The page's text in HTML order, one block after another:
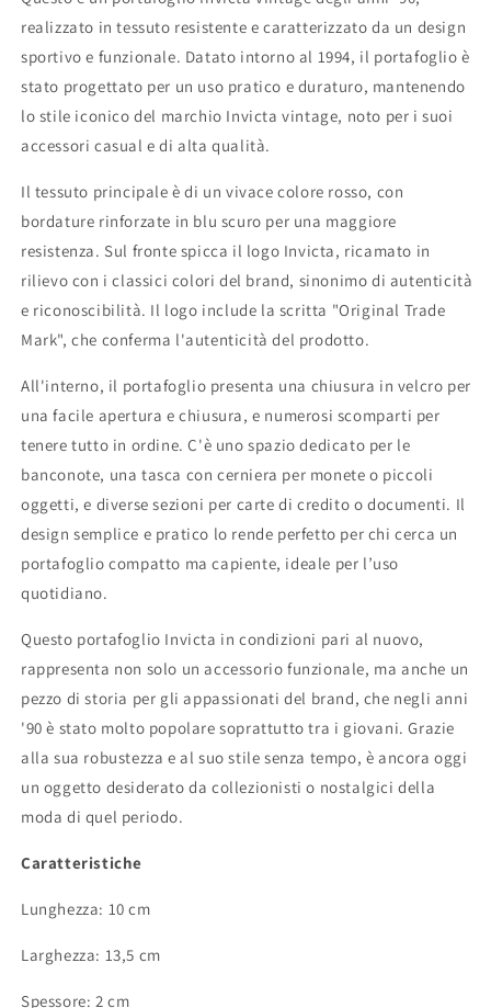
realizzato in tessuto resistente e caratterizzato da un design
sportivo e funzionale. Datato intorno al 1994, il portafoglio è
stato progettato per un uso pratico e duraturo, mantenendo
lo stile iconico del marchio Invicta vintage, noto per i suoi
accessori casual e di alta qualità.
Il tessuto principale è di un vivace colore rosso, con
bordature rinforzate in blu scuro per una maggiore
resistenza. Sul fronte spicca il logo Invicta, ricamato in
rilievo con i classici colori del brand, sinonimo di autenticità
e riconoscibilità. Il logo include la scritta "Original Trade
Mark", che conferma l'autenticità del prodotto.
All'interno, il portafoglio presenta una chiusura in velcro per
una facile apertura e chiusura, e numerosi scomparti per
tenere tutto in ordine. C'è uno spazio dedicato per le
banconote, una tasca con cerniera per monete o piccoli
oggetti, e diverse sezioni per carte di credito o documenti. Il
design semplice e pratico lo rende perfetto per chi cerca un
portafoglio compatto ma capiente, ideale per l’uso
quotidiano.
Questo portafoglio Invicta in condizioni pari al nuovo,
rappresenta non solo un accessorio funzionale, ma anche un
pezzo di storia per gli appassionati del brand, che negli anni
'90 è stato molto popolare soprattutto tra i giovani. Grazie
alla sua robustezza e al suo stile senza tempo, è ancora oggi
un oggetto desiderato da collezionisti o nostalgici della
moda di quel periodo.
Caratteristiche
Lunghezza: 10 cm
Larghezza: 13,5 cm
Spessore: 2 cm